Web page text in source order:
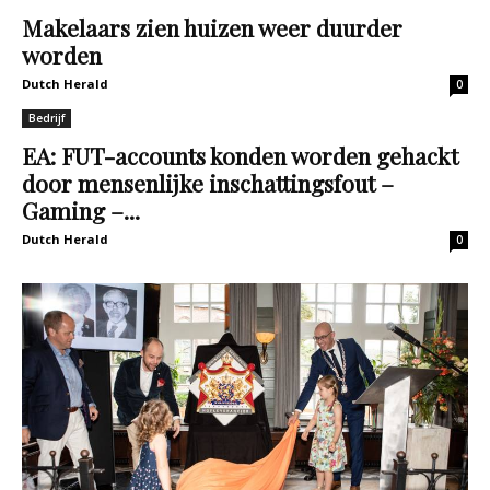
Makelaars zien huizen weer duurder
worden
Dutch Herald 0
Bedrijf
EA: FUT-accounts konden worden gehackt
door mensenlijke inschattingsfout –
Gaming –...
Dutch Herald 0